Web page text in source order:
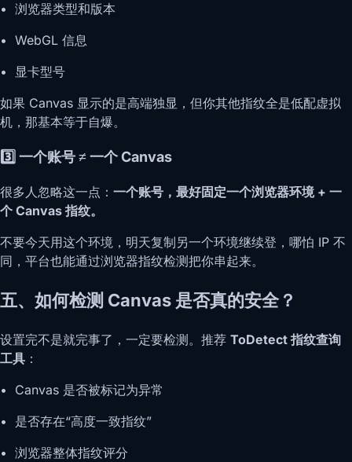
• 浏览器类型和版本
• WebGL 信息
• 显卡型号
如果 Canvas 显示的是高端独显，但你其他指纹全是低配虚拟
机，那基本等于自爆。
3️⃣ 一个账号 ≠ 一个 Canvas
很多人忽略这一点： 一个账号，最好固定一个浏览器环境 + 一
个 Canvas 指纹。
不要今天用这个环境，明天复制另一个环境继续登，哪怕 IP 不
同，平台也能通过浏览器指纹检测把你串起来。
五、如何检测 Canvas 是否真的安全？
设置完不是就完事了，一定要检测。推荐 ToDetect 指纹查询
工具 ：
• Canvas 是否被标记为异常
• 是否存在“高度一致指纹”
• 浏览器整体指纹评分